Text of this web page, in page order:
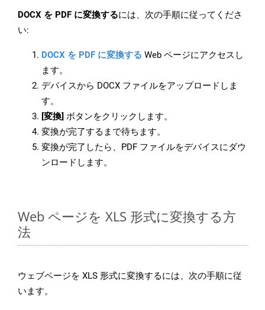
DOCX を PDF に変換するには、次の手順に従ってくださ
い:
DOCX を PDF に変換する Web ページにアクセスし
ます。
デバイスから DOCX ファイルをアップロードしま
す。
[変換] ボタンをクリックします。
変換が完了するまで待ちます。
変換が完了したら、PDF ファイルをデバイスにダウ
ンロードします。
Web ページを XLS 形式に変換する方
法
ウェブページを XLS 形式に変換するには、次の手順に従
います。